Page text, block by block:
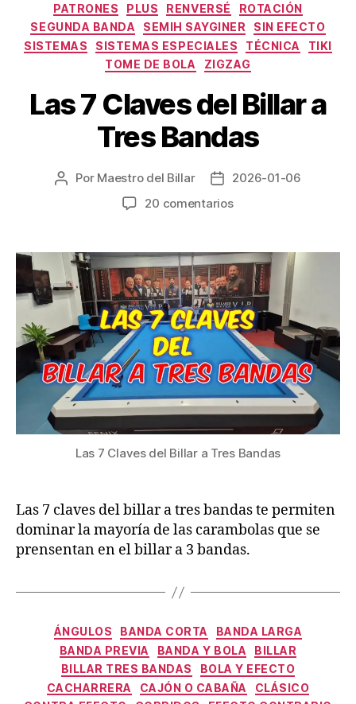
PATRONES
PLUS RENVERSÉ
ROTACIÓN
SEGUNDA BANDA
SEMIH SAYGINER
SIN EFECTO
SISTEMAS
SISTEMAS ESPECIALES TÉCNICA
TIKI
TOME DE BOLA
ZIGZAG
Las 7 Claves del Billar a
Tres Bandas
Autor
Por Maestro del Billar
Fecha
de
2026-01-06
20 comentariosen
Claves
del
Billar
a
Tres
Bandas
Las 7 Claves del Billar a Tres Bandas
Las 7 claves del billar a tres bandas te permiten
dominar la mayoría de las carambolas que se
prensentan en el billar a 3 bandas.
Categorías
ÁNGULOS BANDA CORTA
BANDA LARGA
BANDA PREVIA
BANDA Y BOLA
BILLAR
BILLAR TRES BANDAS
BOLA Y EFECTO
CACHARRERA
CAJÓN O CABAÑA
CLÁSICO